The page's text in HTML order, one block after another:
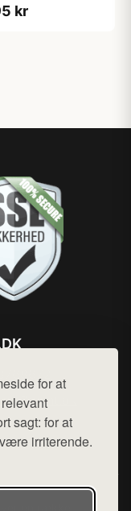
for at
sagt: for at
irriterende.
kr
hej@want.dk
og privatlivspolitik
en række